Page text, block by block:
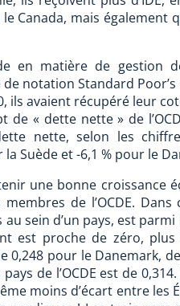
Canada, mais également
en matière de gestion
notation Standard Poor’s
ils avaient récupéré leur
« dette nette » de
nette, selon les
Suède et -6,1 % pour le
une bonne croissance
de l’OCDE. Dans
sein d’un pays, est parmi
est proche de zéro,
0,248 pour le Danemark,
de l’OCDE est de
moins d’écart entre les